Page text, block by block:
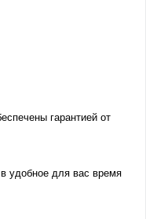
гарантией от
удобное для вас время